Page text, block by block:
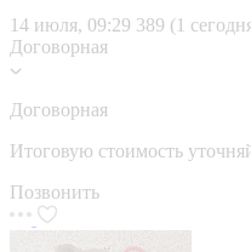
14 июля, 09:29 389 (1
Договорная
Договорная
Итоговую стоимость
Позвонить